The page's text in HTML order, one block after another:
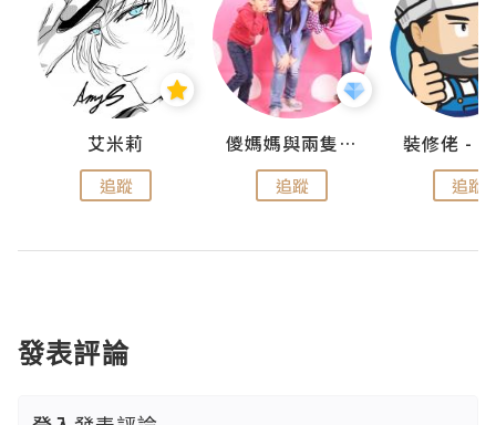
艾米莉
追蹤
儍媽媽與兩隻小魔怪之家
追蹤 追蹤
發表評論